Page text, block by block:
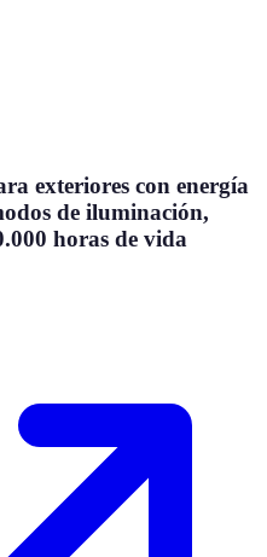
exteriores con energía
de iluminación,
horas de vida